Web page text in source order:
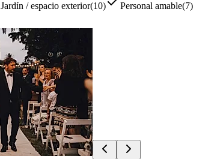
Jardín / espacio exterior(10) Personal amable(7)